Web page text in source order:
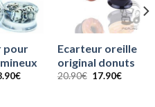
pour
€Le
Ecarteur oreille
original donuts
20.90€ Le
17.90€Le